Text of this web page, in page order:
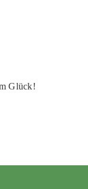
Glück!